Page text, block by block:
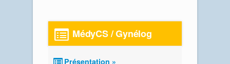
MédyCS / Gynélog
Présentation »